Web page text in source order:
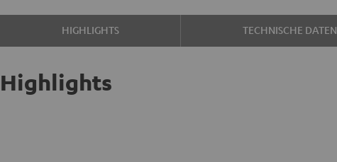
HIGHLIGHTS TECHNISCHE DATEN
Highlights